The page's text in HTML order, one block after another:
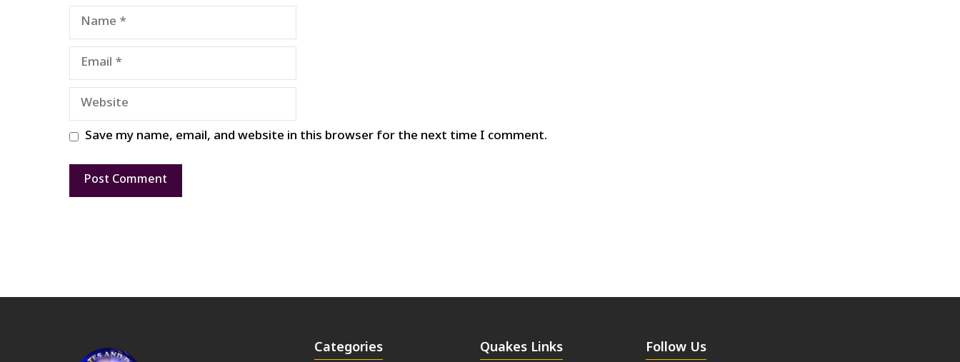
Name
Email
Website
Save my name, email, and website in this browser for the next time I comment.
Categories Quakes Links Follow Us